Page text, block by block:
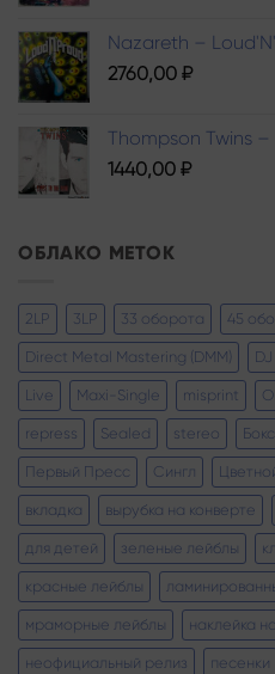
Nazareth –
2760,00 ₽
Thompson Twins
1440,00 ₽
ОБЛАКО МЕТОК
2LP 3LP 33 оборота 45
Direct Metal Mastering (DMM) DJ
Live Maxi-Single misprint
repress Sealed stereo
Первый Пресс Сингл
вкладка вырубка на конверте
для детей зеленые лейблы
красные лейблы
мраморные лейблы наклейка
неофициальный релиз песенки